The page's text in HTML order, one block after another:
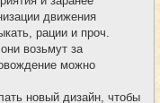
движения
рации и проч.
возьмут за
можно
новый дизайн, чтобы